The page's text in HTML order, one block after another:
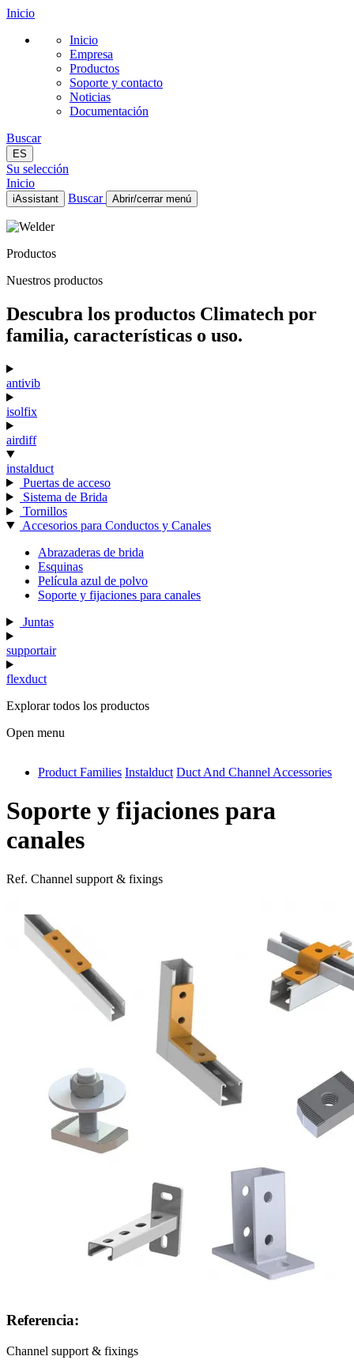
Inicio
Inicio
Empresa
Productos
Soporte y contacto
Noticias
Documentación
Buscar
ES
Su selección
Inicio
iAssistant Buscar Abrir/cerrar menú
Inicio
Productos
Noticias
ES
Productos
Nuestros productos
Descubra los productos Climatech por
familia, características o uso.
antivib
isolfix
airdiff
instalduct
Puertas de acceso
Sistema de Brida
Tornillos
Accesorios para Conductos y Canales
Abrazaderas de brida
Esquinas
Película azul de polvo
Soporte y fijaciones para canales
Juntas
supportair
flexduct
Explorar todos los productos
Open menu
antivib
airdiff
supportair
flexduct
Product Families Instalduct Duct And Channel Accessories
Soporte y fijaciones para
canales
Ref. Channel support & fixings
Referencia:
Channel support & fixings